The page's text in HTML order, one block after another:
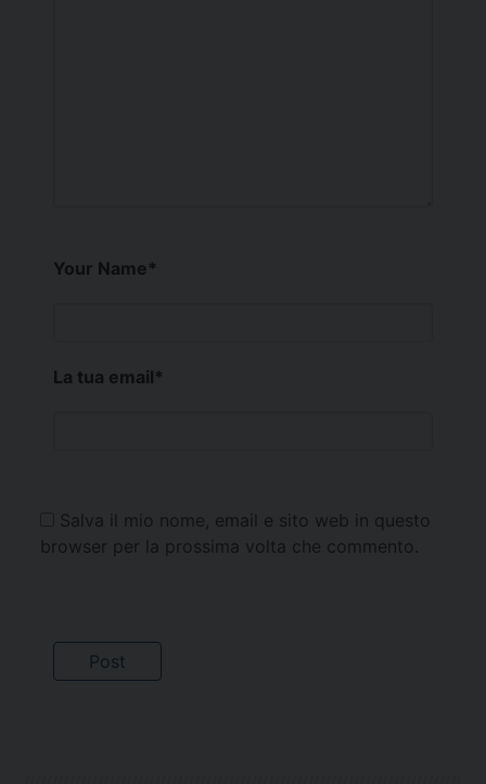
Your Name*
La tua email*
Salva il mio nome, email e sito web in questo
browser per la prossima volta che commento.